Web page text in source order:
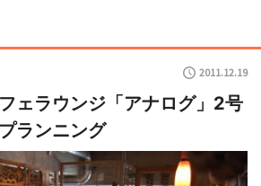
2011.12.19
ェラウンジ「アナログ」2号
ランニング